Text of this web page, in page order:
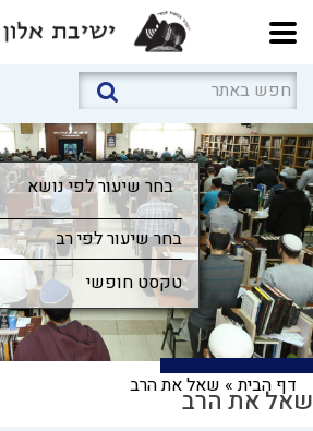
בחר שיעור לפי נושא
בחר שיעור לפי נושא
בחר שיעור לפי רב
דף הבית» שאל את הרבשאל את הרב